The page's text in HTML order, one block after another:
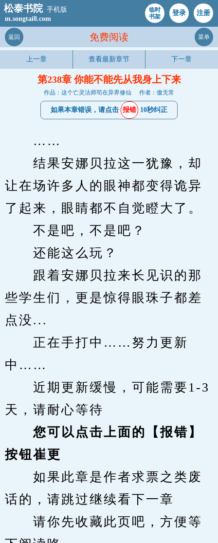
松泰书院 手机版
m.songtai8.com
临时
书架
登录 注册
免费阅读
返回 菜单
上一章 查看最新章节 下一章
第238章 你能不能先从我身上下来
作品：这个亡灵法师苟在异界修仙 作者：傲无常
如果本章错误，请点击 报错 10秒纠正
……
结果安娜贝拉这一犹豫，却
让在场许多人的眼神都变得诡异
了起来，眼睛都不自觉瞪大了。
不是吧，不是吧？
还能这么玩？
跟着安娜贝拉来长见识的那
些学生们，更是惊得眼珠子都差
点没...
正在手打中……努力更新
中……
近期更新缓慢，可能需要1-3
天，请耐心等待
您可以点击上面的【报错】
按钮崔更
如果此章是作者求票之类废
话的，请跳过继续看下一章
请你先收藏此页吧，方便等